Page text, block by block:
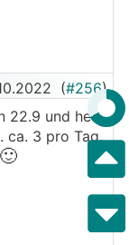
(#256)
22.9 und heut
ca. 3 pro Tag.
🙂